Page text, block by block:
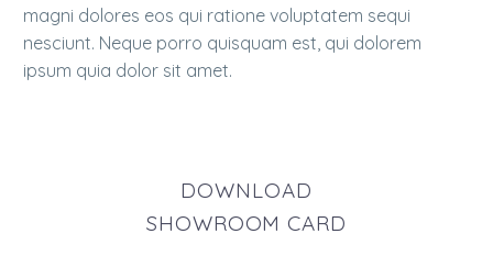
magni dolores eos qui ratione voluptatem sequi
nesciunt. Neque porro quisquam est, qui dolorem
ipsum quia dolor sit amet.
DOWNLOAD
SHOWROOM CARD